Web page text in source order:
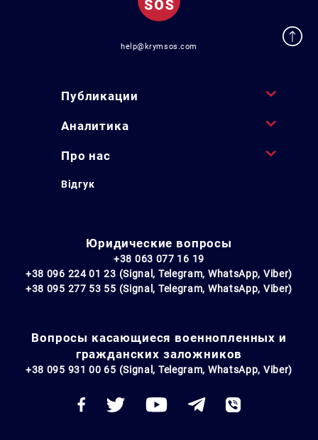
help@krymsos.com
Публикации
Аналитика
Про нас
Відгук
Юридические вопросы
+38 063 077 16 19
+38 096 224 01 23 (Signal, Telegram, WhatsApp, Viber)
+38 095 277 53 55 (Signal, Telegram, WhatsApp, Viber)
Вопросы касающиеся военнопленных и
гражданских заложников
+38 095 931 00 65 (Signal, Telegram, WhatsApp, Viber)